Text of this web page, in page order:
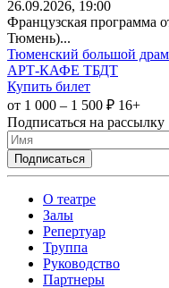
26.09.2026, 19:00
Французская программа
Тюмень)...
Тюменский большой
АРТ-КАФЕ ТБДТ
Купить билет
от 1 000 – 1 500 ₽ 16+
Подписаться на рассылку
О театре
Залы
Репертуар
Труппа
Руководство
Партнеры